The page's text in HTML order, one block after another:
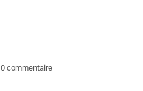
0 commentaire